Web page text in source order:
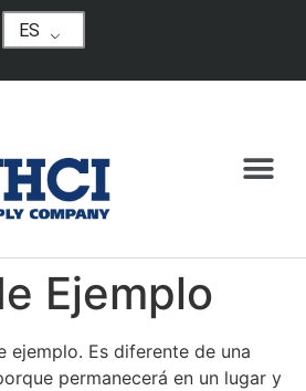
ES
Ejemplo
ejemplo. Es diferente de una
permanecerá en un lugar y